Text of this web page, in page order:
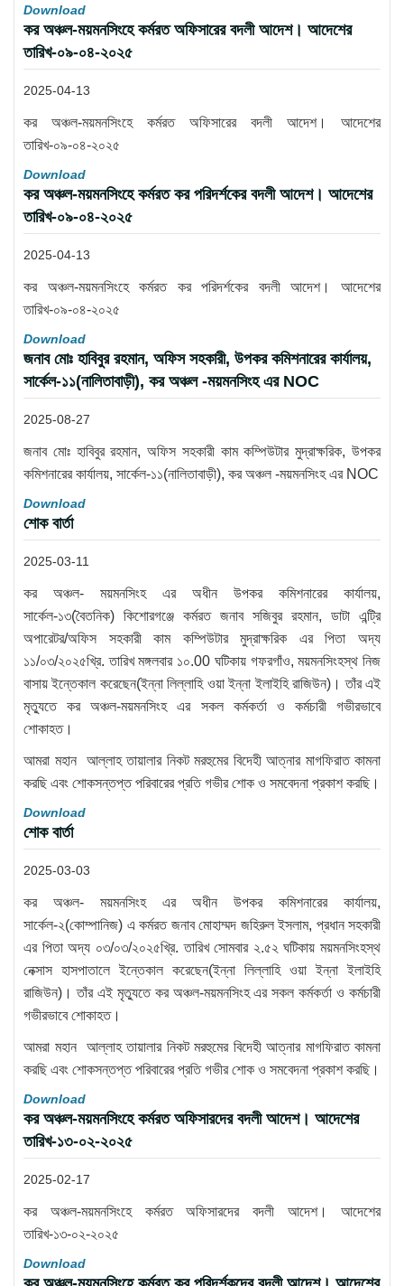
Download
কর অঞ্চল-ময়মনসিংহে কর্মরত অফিসারের বদলী আদেশ। আদেশের
তারিখ-০৯-০৪-২০২৫
2025-04-13
কর অঞ্চল-ময়মনসিংহে কর্মরত অফিসারের বদলী আদেশ। আদেশের
তারিখ-০৯-০৪-২০২৫
Download
কর অঞ্চল-ময়মনসিংহে কর্মরত কর পরিদর্শকের বদলী আদেশ। আদেশের
তারিখ-০৯-০৪-২০২৫
2025-04-13
কর অঞ্চল-ময়মনসিংহে কর্মরত কর পরিদর্শকের বদলী আদেশ। আদেশের
তারিখ-০৯-০৪-২০২৫
Download
জনাব মোঃ হাবিবুর রহমান, অফিস সহকারী, উপকর কমিশনারের কার্যালয়,
সার্কেল-১১(নালিতাবাড়ী), কর অঞ্চল -ময়মনসিংহ এর NOC
2025-08-27
জনাব মোঃ হাবিবুর রহমান, অফিস সহকারী কাম কম্পিউটার মুদ্রাক্ষরিক, উপকর
কমিশনারের কার্যালয়, সার্কেল-১১(নালিতাবাড়ী), কর অঞ্চল -ময়মনসিংহ এর NOC
Download
শোক বার্তা
2025-03-11
কর অঞ্চল- ময়মনসিংহ এর অধীন উপকর কমিশনারের কার্যালয়,
সার্কেল-১৩(বৈতনিক) কিশোরগঞ্জে কর্মরত জনাব সজিবুর রহমান, ডাটা এন্ট্রি
অপারেটর/অফিস সহকারী কাম কম্পিউটার মুদ্রাক্ষরিক এর পিতা অদ্য
১১/০৩/২০২৫খ্রি. তারিখ মঙ্গলবার ১০.00 ঘটিকায় গফরগাঁও, ময়মনসিংহস্থ নিজ
বাসায় ইন্তেকাল করেছেন(ইন্না লিল্লাহি ওয়া ইন্না ইলাইহি রাজিউন)। তাঁর এই
মৃত্যুতে কর অঞ্চল-ময়মনসিংহ এর সকল কর্মকর্তা ও কর্মচারী গভীরভাবে
শোকাহত।
আমরা মহান আল্লাহ তায়ালার নিকট মরহুমের বিদেহী আত্নার মাগফিরাত কামনা
করছি এবং শোকসন্তপ্ত পরিবারের প্রতি গভীর শোক ও সমবেদনা প্রকাশ করছি।
Download
শোক বার্তা
2025-03-03
কর অঞ্চল- ময়মনসিংহ এর অধীন উপকর কমিশনারের কার্যালয়,
সার্কেল-২(কোম্পানিজ) এ কর্মরত জনাব মোহাম্মদ জহিরুল ইসলাম, প্রধান সহকারী
এর পিতা অদ্য ০৩/০৩/২০২৫খ্রি. তারিখ সোমবার ২.৫২ ঘটিকায় ময়মনসিংহস্থ
নেক্সাস হাসপাতালে ইন্তেকাল করেছেন(ইন্না লিল্লাহি ওয়া ইন্না ইলাইহি
রাজিউন)। তাঁর এই মৃত্যুতে কর অঞ্চল-ময়মনসিংহ এর সকল কর্মকর্তা ও কর্মচারী
গভীরভাবে শোকাহত।
আমরা মহান আল্লাহ তায়ালার নিকট মরহুমের বিদেহী আত্নার মাগফিরাত কামনা
করছি এবং শোকসন্তপ্ত পরিবারের প্রতি গভীর শোক ও সমবেদনা প্রকাশ করছি।
Download
কর অঞ্চল-ময়মনসিংহে কর্মরত অফিসারদের বদলী আদেশ। আদেশের
তারিখ-১৩-০২-২০২৫
2025-02-17
কর অঞ্চল-ময়মনসিংহে কর্মরত অফিসারদের বদলী আদেশ। আদেশের
তারিখ-১৩-০২-২০২৫
Download